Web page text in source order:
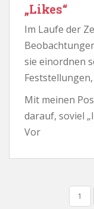
„Likes“
Im Laufe der
sie einordnen
Mit meinen
darauf, soviel
Vor
1